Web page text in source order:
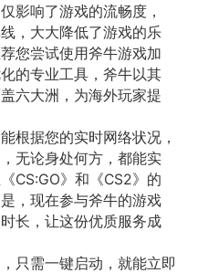
影响了游戏的流畅度，
，大大降低了游戏的乐
您尝试使用斧牛游戏加
的专业工具，斧牛以其
六大洲，为海外玩家提
根据您的实时网络状况，
无论身处何方，都能实
CS:GO》和《CS2》的
，现在参与斧牛的游戏
长，让这份优质服务成
只需一键启动，就能立即